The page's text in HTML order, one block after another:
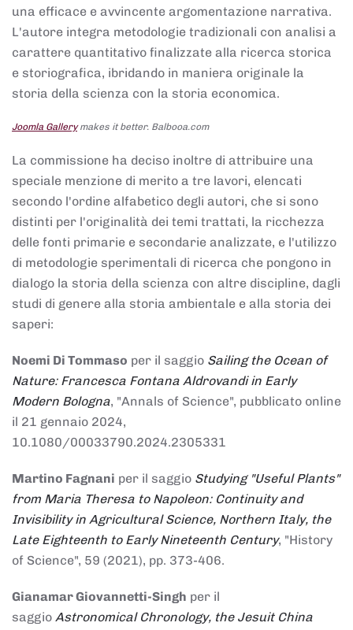
una efficace e avvincente argomentazione narrativa.
L'autore integra metodologie tradizionali con analisi a
carattere quantitativo finalizzate alla ricerca storica
e storiografica, ibridando in maniera originale la
storia della scienza con la storia economica.
Joomla Gallerymakes it better. Balbooa.com
La commissione ha deciso inoltre di attribuire una
speciale menzione di merito a tre lavori, elencati
secondo l'ordine alfabetico degli autori, che si sono
distinti per l'originalità dei temi trattati, la ricchezza
delle fonti primarie e secondarie analizzate, e l'utilizzo
di metodologie sperimentali di ricerca che pongono in
dialogo la storia della scienza con altre discipline, dagli
studi di genere alla storia ambientale e alla storia dei
saperi:
Noemi Di Tommaso per il saggio Sailing the Ocean of
Nature: Francesca Fontana Aldrovandi in Early
Modern Bologna, "Annals of Science", pubblicato online
il 21 gennaio 2024,
10.1080/00033790.2024.2305331
Martino Fagnani per il saggio Studying "Useful Plants"
from Maria Theresa to Napoleon: Continuity and
Invisibility in Agricultural Science, Northern Italy, the
Late Eighteenth to Early Nineteenth Century, "History
of Science", 59 (2021), pp. 373-406.
Gianamar Giovannetti-Singh per il
saggio Astronomical Chronology, the Jesuit China